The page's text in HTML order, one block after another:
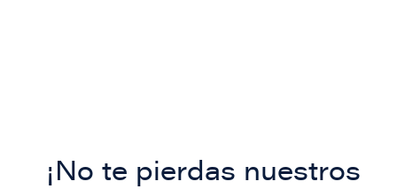
¡No te pierdas nuestros